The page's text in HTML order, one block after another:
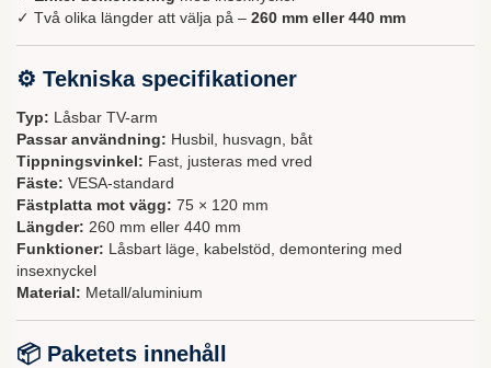
✓ Två olika längder att välja på – 260 mm eller 440 mm
⚙ Tekniska specifikationer
Typ: Låsbar TV-arm
Passar användning: Husbil, husvagn, båt
Tippningsvinkel: Fast, justeras med vred
Fäste: VESA-standard
Fästplatta mot vägg: 75 × 120 mm
Längder: 260 mm eller 440 mm
Funktioner: Låsbart läge, kabelstöd, demontering med
insexnyckel
Material: Metall/aluminium
📦 Paketets innehåll